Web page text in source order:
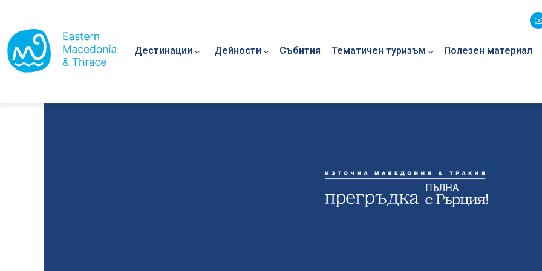
Дестинации Дейности Събития Тематичен туризъм Полезен материал